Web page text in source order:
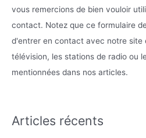
vous remercions de bien vouloir
contact. Notez que ce formulaire
d'entrer en contact avec notre site
télévision, les stations de radio ou
mentionnées dans nos articles.
Articles récents